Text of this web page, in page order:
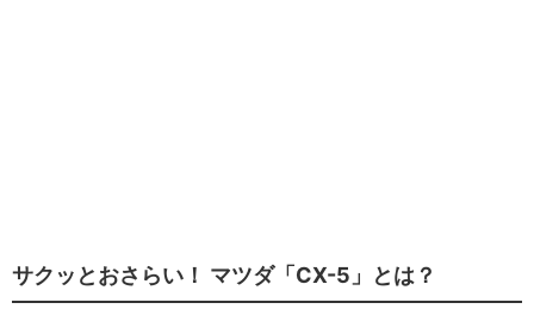
サクッとおさらい！ マツダ「CX-5」とは？